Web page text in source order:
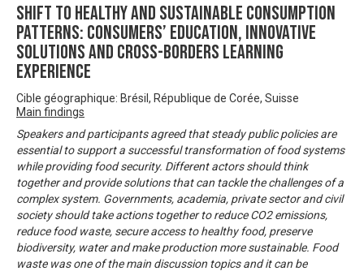
Shift to healthy and sustainable consumption
patterns: consumers’ education, innovative
solutions and cross-borders learning
experience
Cible géographique: Brésil, République de Corée, Suisse
Main findings
Speakers and participants agreed that steady public policies are
essential to support a successful transformation of food systems
while providing food security. Different actors should think
together and provide solutions that can tackle the challenges of a
complex system. Governments, academia, private sector and civil
society should take actions together to reduce CO2 emissions,
reduce food waste, secure access to healthy food, preserve
biodiversity, water and make production more sustainable. Food
waste was one of the main discussion topics and it can be